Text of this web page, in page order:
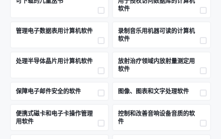
软件
管理电子数据表用计算机软件
录制音乐用机器可读的计算机
软件
处理半导体晶片用计算机软件
放射治疗领域内放射量测定用
软件
保障电子邮件安全的软件 图像、图表和文字处理软件
便携式磁卡和电子卡操作管理
用软件
控制和改善音响设备音质的软
件